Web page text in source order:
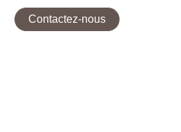
Contactez-nous